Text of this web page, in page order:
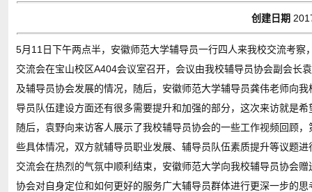
创建日期
5月11日下午两点半，安徽师范大学辅导员一行四人来我校交流考
交流会在宝山校区A404会议室召开，会议由我校辅导员协会副会长
及辅导员协会发展的情况，随后，安徽师范大学辅导员龚伟老师向
导员队伍建设方面还有很多需要提升和加强的部分，这次来访就是
随后，袁野向来访客人展示了我校辅导员协会的一些工作视频回顾
些具体情况，双方就辅导员职业发展、辅导员队伍素质提升等议题
交流会在热烈的气氛中顺利结束，安徽师范大学向我校辅导员协会
协会对自身定位和如何更好的服务广大辅导员群体进行更深一步的